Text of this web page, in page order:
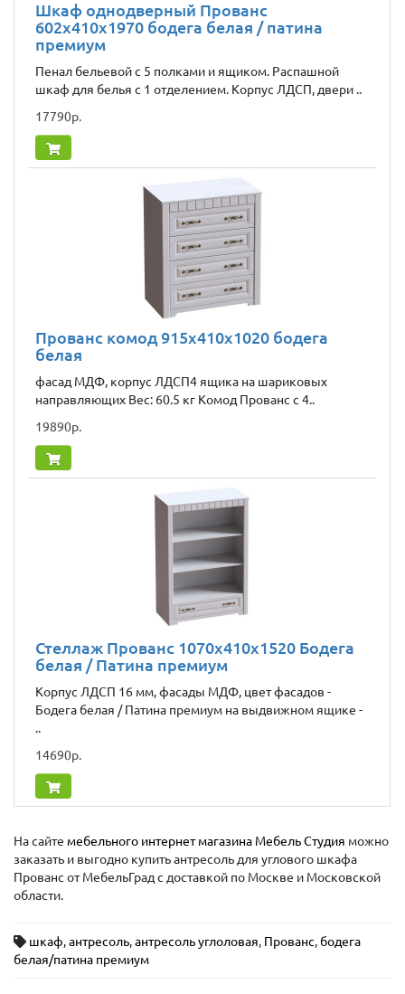
Шкаф однодверный Прованс
602x410x1970 бодега белая / патина
премиум
Пенал бельевой с 5 полками и ящиком. Распашной
шкаф для белья с 1 отделением. Корпус ЛДСП, двери ..
17790р.
Прованс комод 915х410х1020 бодега
белая
фасад МДФ, корпус ЛДСП4 ящика на шариковых
направляющих Вес: 60.5 кг Комод Прованс c 4..
19890р.
Стеллаж Прованс 1070х410х1520 Бодега
белая / Патина премиум
Корпус ЛДСП 16 мм, фасады МДФ, цвет фасадов -
Бодега белая / Патина премиум на выдвижном ящике -
..
14690р.
На сайте мебельного интернет магазина Мебель Студия можно
заказать и выгодно купить антресоль для углового шкафа
Прованс от МебельГрад с доставкой по Москве и Московской
области.
шкаф,антресоль,антресоль углоловая, Прованс,бодега
белая/патина премиум